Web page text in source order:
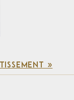
»